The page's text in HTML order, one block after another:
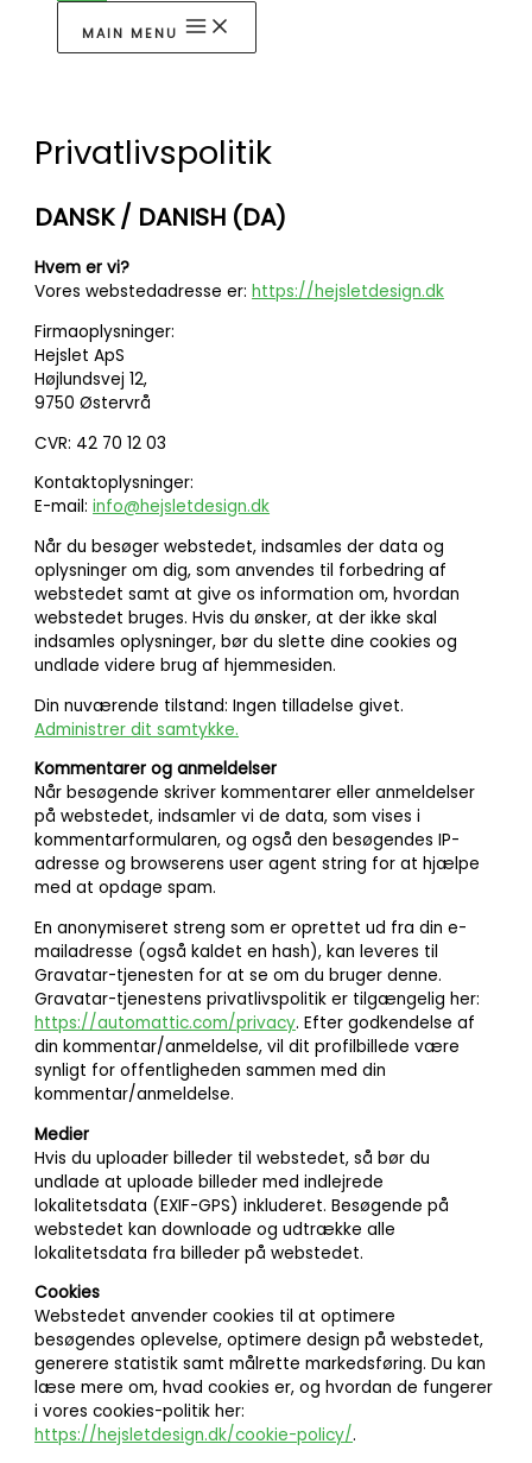
MAIN MENU
Privatlivspolitik
DANSK / DANISH (DA)
Hvem er vi?
Vores webstedadresse er:https://hejsletdesign.dk
Firmaoplysninger:
Hejslet ApS
Højlundsvej 12,
9750 Østervrå
CVR: 42 70 12 03
Kontaktoplysninger:
E-mail:info@hejsletdesign.dk
Når du besøger webstedet, indsamles der data og
oplysninger om dig, som anvendes til forbedring af
webstedet samt at give os information om, hvordan
webstedet bruges. Hvis du ønsker, at der ikke skal
indsamles oplysninger, bør du slette dine cookies og
undlade videre brug af hjemmesiden.
Din nuværende tilstand: Ingen tilladelse givet.
Administrer dit samtykke.
Kommentarer og anmeldelser
Når besøgende skriver kommentarer eller anmeldelser
på webstedet, indsamler vi de data, som vises i
kommentarformularen, og også den besøgendes IP-
adresse og browserens user agent string for at hjælpe
med at opdage spam.
En anonymiseret streng som er oprettet ud fra din e-
mailadresse (også kaldet en hash), kan leveres til
Gravatar-tjenesten for at se om du bruger denne.
Gravatar-tjenestens privatlivspolitik er tilgængelig her:
https://automattic.com/privacy. Efter godkendelse af
din kommentar/anmeldelse, vil dit profilbillede være
synligt for offentligheden sammen med din
kommentar/anmeldelse.
Medier
Hvis du uploader billeder til webstedet, så bør du
undlade at uploade billeder med indlejrede
lokalitetsdata (EXIF-GPS) inkluderet. Besøgende på
webstedet kan downloade og udtrække alle
lokalitetsdata fra billeder på webstedet.
Cookies
Webstedet anvender cookies til at optimere
besøgendes oplevelse, optimere design på webstedet,
generere statistik samt målrette markedsføring. Du kan
læse mere om, hvad cookies er, og hvordan de fungerer
i vores cookies-politik her:
https://hejsletdesign.dk/cookie-policy/.